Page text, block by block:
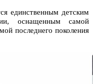
единственным детским
оснащенным самой
последнего поколения